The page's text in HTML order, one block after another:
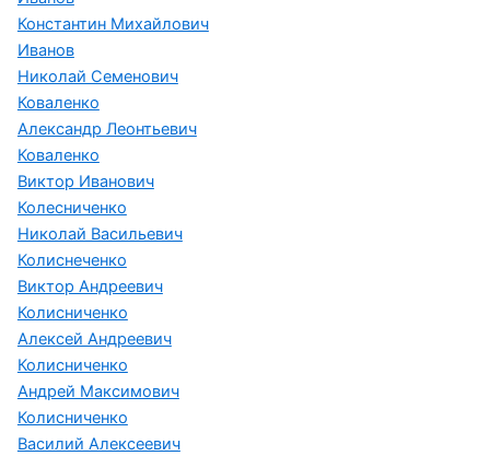
Константин Михайлович
Иванов
Николай Семенович
Коваленко
Александр Леонтьевич
Коваленко
Виктор Иванович
Колесниченко
Николай Васильевич
Колиснеченко
Виктор Андреевич
Колисниченко
Алексей Андреевич
Колисниченко
Андрей Максимович
Колисниченко
Василий Алексеевич